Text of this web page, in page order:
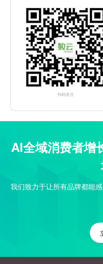
扫码关注
AI全域消费者增
我们致力于让所有品牌都能